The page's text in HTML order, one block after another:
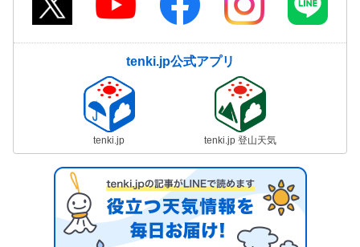
tenki.jp公式アプリ
tenki.jp tenki.jp 登山天気